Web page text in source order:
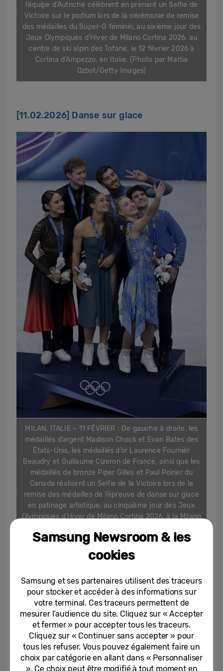
l’équipe d’Autriche célèbrent en prenant un Selfie de
Victoire sur le podium lors de la cérémonie de remise
des médailles du Super-G féminin, au sixième jour des
Jeux Olympiques d’Hiver de Milano Cortina 2026, au
centre de ski alpin des Tofane, le 12 février 2026 à
Cortina d’Ampezzo, en Italie. (Photo par Mattia
Ozbot/Getty Images)
[11.02.2026] Danse sur glace
MILAN, ITALIE – 11 FÉVRIER : De gauche à droite, les
médaillés d’argent Madison Chock et Evan Bates des
États-Unis, les médaillés d’or Laurence Fournier
Beaudry et Guillaume Cizeron de France, ainsi que les
médaillés de bronze Piper Gilles et Paul Poirier du
Canada réalisent un Selfie de la Victoire lors de la
remise des médailles de l’épreuve de danse sur glace
en patinage artistique, au cinquième jour des Jeux
Olympiques d’Hiver de Milano Cortina 2026, à la Milano
(Photo par Jean Catuffe/Getty Images)
[11.02.2026] 15 km individuel femmes
Samsung Newsroom & les
cookies
Samsung et ses partenaires utilisent des traceurs
pour stocker et accéder à des informations sur
votre terminal. Ces traceurs permettent de
mesurer l’audience du site. Cliquez sur « Accepter
et fermer » pour accepter tous les traceurs.
Cliquez sur « Continuer sans accepter » pour
tous les refuser. Vous pouvez également faire un
choix par catégorie en allant dans « Personnaliser
». Ce choix peut être modifié à tout moment en